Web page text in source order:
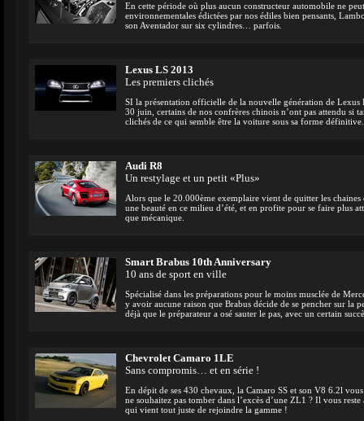
En cette période où plus aucun constructeur automobile ne
environnementales édictées par nos édiles bien pensants,
son Aventador sur six cylindres… parfois.
Lexus LS 2013
Les premiers clichés
SI la présentation officielle de la nouvelle génération de Lexus
30 juin, certains de nos confrères chinois n’ont pas attendu si
clichés de ce qui semble être la voiture sous sa forme définitive.
Audi R8
Un restylage et un petit «Plus»
Alors que le 20.000ème exemplaire vient de quitter les chaines
une beauté en ce milieu d’été, et en profite pour se faire plus
que mécanique.
Smart Brabus 10th Anniversary
10 ans de sport en ville
Spécialisé dans les préparations pour le moins musclée de
y avoir aucune raison que Brabus décide de se pencher sur la
déjà que le préparateur a osé sauter le pas, avec un certain
Chevrolet Camaro 1LE
Sans compromis… et en série !
En dépit de ses 430 chevaux, la Camaro SS et son V8 6.2l
ne souhaitez pas tomber dans l’excès d’une ZL1 ? Il vous
qui vient tout juste de rejoindre la gamme !